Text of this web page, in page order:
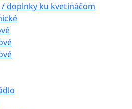
/ doplnky ku kvetináčom